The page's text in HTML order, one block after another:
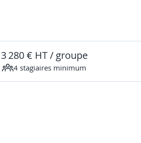
3 280 € HT / groupe
4 stagiaires minimum